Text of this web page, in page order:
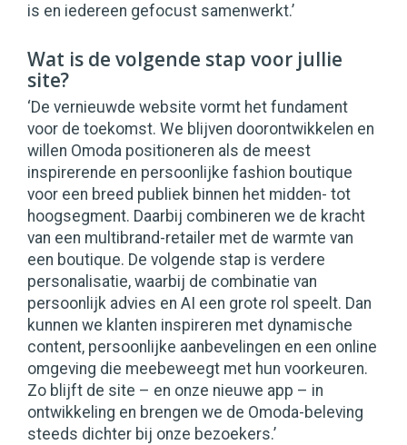
is en iedereen gefocust samenwerkt.’
Wat is de volgende stap voor jullie
site?
‘De vernieuwde website vormt het fundament
voor de toekomst. We blijven doorontwikkelen en
willen Omoda positioneren als de meest
inspirerende en persoonlijke fashion boutique
voor een breed publiek binnen het midden- tot
hoogsegment. Daarbij combineren we de kracht
van een multibrand-retailer met de warmte van
een boutique. De volgende stap is verdere
personalisatie, waarbij de combinatie van
persoonlijk advies en AI een grote rol speelt. Dan
kunnen we klanten inspireren met dynamische
content, persoonlijke aanbevelingen en een online
omgeving die meebeweegt met hun voorkeuren.
Zo blijft de site – en onze nieuwe app – in
ontwikkeling en brengen we de Omoda-beleving
steeds dichter bij onze bezoekers.’